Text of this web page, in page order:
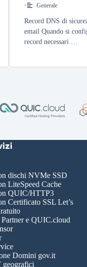
• Generale
Record DNS di
email Quando si
record necessari …
dischi NVMe SSD
LiteSpeed Cache
QUIC/HTTP3
Certificato SSL Let’s
e QUIC.cloud
Domini gov.it